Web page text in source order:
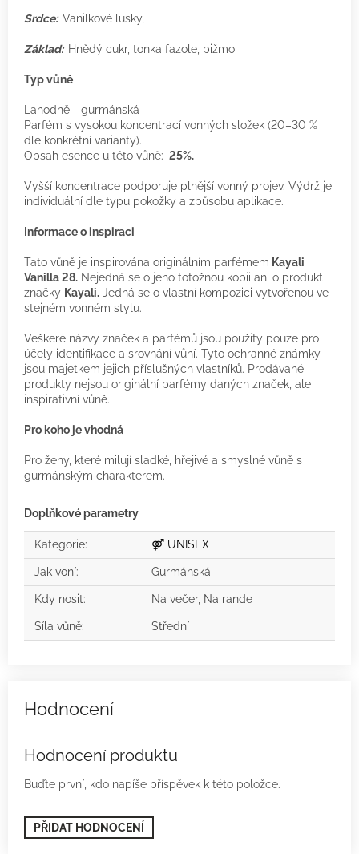
Srdce: Vanilkové lusky,
Základ: Hnědý cukr, tonka fazole, pižmo
Typ vůně
Lahodně - gurmánská
Parfém s vysokou koncentrací vonných složek (20–30 %
dle konkrétní varianty).
Obsah esence u této vůně: 25%.
Vyšší koncentrace podporuje plnější vonný projev. Výdrž je
individuální dle typu pokožky a způsobu aplikace.
Informace o inspiraci
Tato vůně je inspirována originálním parfémem Kayali
Vanilla 28. Nejedná se o jeho totožnou kopii ani o produkt
značky Kayali. Jedná se o vlastní kompozici vytvořenou ve
stejném vonném stylu.
Veškeré názvy značek a parfémů jsou použity pouze pro
účely identifikace a srovnání vůní. Tyto ochranné známky
jsou majetkem jejich příslušných vlastníků. Prodávané
produkty nejsou originální parfémy daných značek, ale
inspirativní vůně.
Pro koho je vhodná
Pro ženy, které milují sladké, hřejivé a smyslné vůně s
gurmánským charakterem.
Doplňkové parametry
Kategorie: ⚤ UNISEX
Jak voní: Gurmánská
Kdy nosit: Na večer, Na rande
Síla vůně: Střední
Hodnocení produktu
Buďte první, kdo napíše příspěvek k této položce.
PŘIDAT HODNOCENÍ